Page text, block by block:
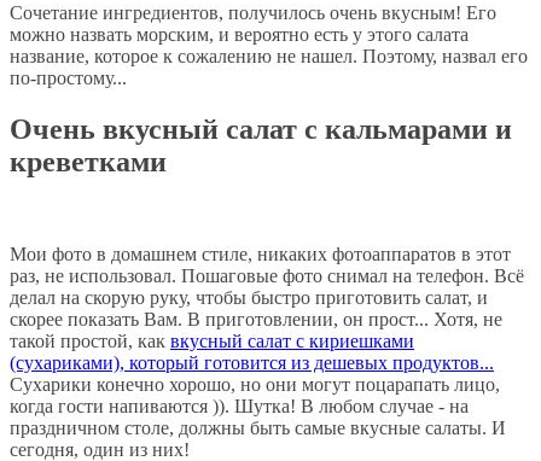
Сочетание ингредиентов, получилось очень вкусным! Его
можно назвать морским, и вероятно есть у этого салата
название, которое к сожалению не нашел. Поэтому, назвал его
по-простому...
Очень вкусный салат с кальмарами и
креветками
Мои фото в домашнем стиле, никаких фотоаппаратов в этот
раз, не использовал. Пошаговые фото снимал на телефон. Всё
делал на скорую руку, чтобы быстро приготовить салат, и
скорее показать Вам. В приготовлении, он прост... Хотя, не
такой простой, как вкусный салат с кириешками
(сухариками), который готовится из дешевых продуктов...
Сухарики конечно хорошо, но они могут поцарапать лицо,
когда гости напиваются )). Шутка! В любом случае - на
праздничном столе, должны быть самые вкусные салаты. И
сегодня, один из них!